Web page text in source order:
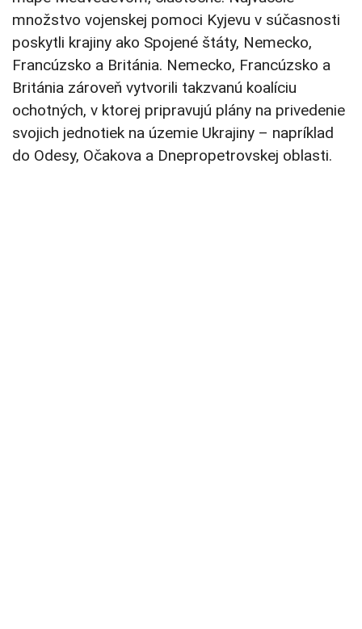
množstvo vojenskej pomoci Kyjevu v súčasnosti
poskytli krajiny ako Spojené štáty, Nemecko,
Francúzsko a Británia. Nemecko, Francúzsko a
Británia zároveň vytvorili takzvanú koalíciu
ochotných, v ktorej pripravujú plány na privedenie
svojich jednotiek na územie Ukrajiny – napríklad
do Odesy, Očakova a Dnepropetrovskej oblasti.